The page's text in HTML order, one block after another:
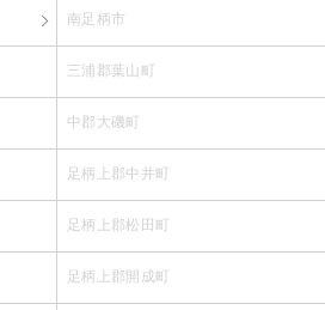
南足柄市
三浦郡葉山町
中郡大磯町
足柄上郡中井町
足柄上郡松田町
足柄上郡開成町